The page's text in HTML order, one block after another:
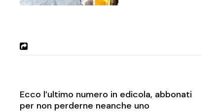
Ecco l’ultimo numero in edicola, abbonati
per non perderne neanche uno